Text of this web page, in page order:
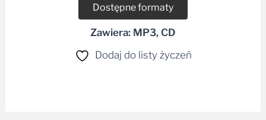
Dostępne formaty
Zawiera: MP3, CD
Dodaj do listy życzeń